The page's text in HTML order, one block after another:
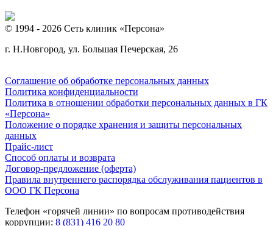
© 1994 - 2026 Сеть клиник «Персона»
г. Н.Новгород, ул. Большая Печерская, 26
Соглашение об обработке персональных данных
Политика конфиденциальности
Политика в отношении обработки персональных данных в ГК
«Персона»
Положение о порядке хранения и защиты персональных
данных
Прайс-лист
Способ оплаты и возврата
Договор-предложение (оферта)
Правила внутреннего распорядка обслуживания пациентов в
ООО ГК Персона
Телефон «горячей линии» по вопросам противодействия
коррупции: 8 (831) 416 20 80